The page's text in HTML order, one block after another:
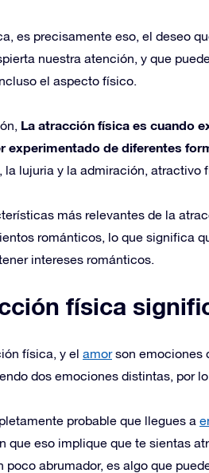
es precisamente eso, el deseo
nuestra atención, y que
el aspecto físico.
La atracción física es cuando
experimentado de diferentes
la lujuria y la admiración,
más relevantes de la
románticos, lo que significa
intereses románticos.
física
física, y el amorson emociones
dos emociones distintas, por
probable que llegues a
que eso implique que te sientas
poco abrumador, es algo que